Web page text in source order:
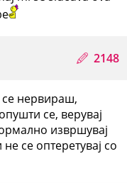
2148
нервираш,
се, верувај
извршувај
се оптеретувај со